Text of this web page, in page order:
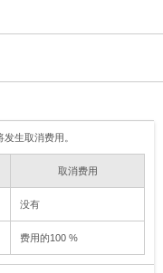
生取消费用。
取消费用
没有
费用的100 %